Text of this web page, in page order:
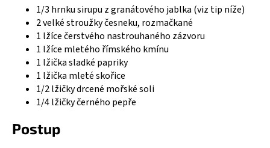
1/3 hrnku sirupu z granátového jablka (viz tip níže)
2 velké stroužky česneku, rozmačkané
1 lžíce čerstvého nastrouhaného zázvoru
1 lžíce mletého římského kmínu
1 lžička sladké papriky
1 lžička mleté skořice
1/2 lžičky drcené mořské soli
1/4 lžičky černého pepře
Postup